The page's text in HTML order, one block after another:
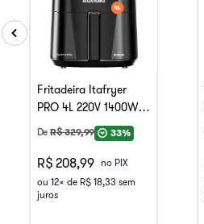
Fritadeira Itafryer
PRO 4L 220V 1400W
Itatiaia
DeR$329,99 33%
R$ 208,99
no PIX
ou 12x de R$ 18,33 sem
juros